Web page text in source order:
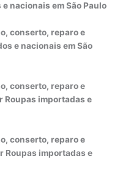
nacionais em São Paulo
conserto, reparo e
e nacionais em São
conserto, reparo e
Roupas importadas e
conserto, reparo e
Roupas importadas e